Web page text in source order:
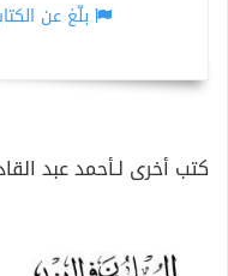
بلّغ عن
كتب أخرى لـأحمد عبد